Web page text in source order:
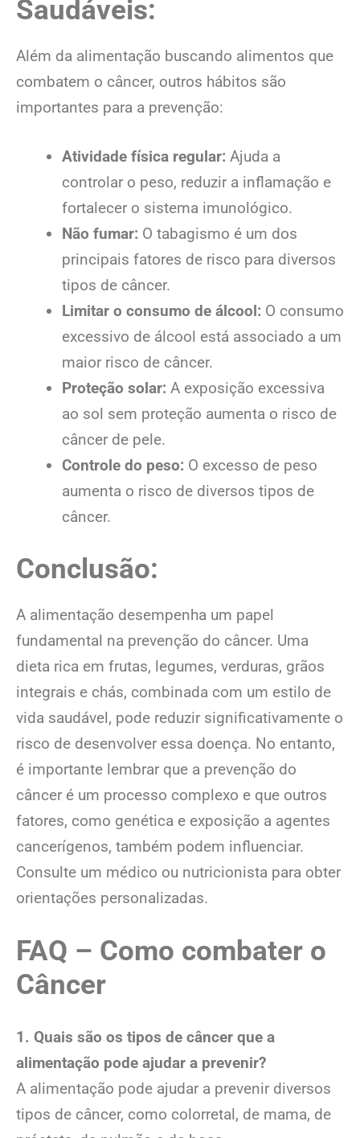
Saudáveis:
Além da alimentação buscando alimentos que
combatem o câncer, outros hábitos são
importantes para a prevenção:
Atividade física regular: Ajuda a
controlar o peso, reduzir a inflamação e
fortalecer o sistema imunológico.
Não fumar: O tabagismo é um dos
principais fatores de risco para diversos
tipos de câncer.
Limitar o consumo de álcool: O consumo
excessivo de álcool está associado a um
maior risco de câncer.
Proteção solar: A exposição excessiva
ao sol sem proteção aumenta o risco de
câncer de pele.
Controle do peso: O excesso de peso
aumenta o risco de diversos tipos de
câncer.
Conclusão:
A alimentação desempenha um papel
fundamental na prevenção do câncer. Uma
dieta rica em frutas, legumes, verduras, grãos
integrais e chás, combinada com um estilo de
vida saudável, pode reduzir significativamente o
risco de desenvolver essa doença. No entanto,
é importante lembrar que a prevenção do
câncer é um processo complexo e que outros
fatores, como genética e exposição a agentes
cancerígenos, também podem influenciar.
Consulte um médico ou nutricionista para obter
orientações personalizadas.
FAQ – Como combater o
Câncer
1. Quais são os tipos de câncer que a
alimentação pode ajudar a prevenir?
A alimentação pode ajudar a prevenir diversos
tipos de câncer, como colorretal, de mama, de